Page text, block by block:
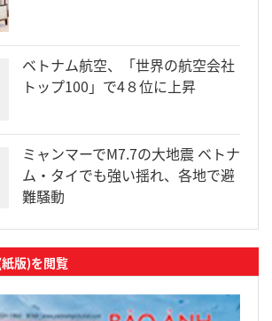
ベトナム航空、「世界の航空会社
トップ100」で4８位に上昇
ミャンマーでM7.7の大地震 ベトナ
ム・タイでも強い揺れ、各地で避
難騒動
版)を閲覧